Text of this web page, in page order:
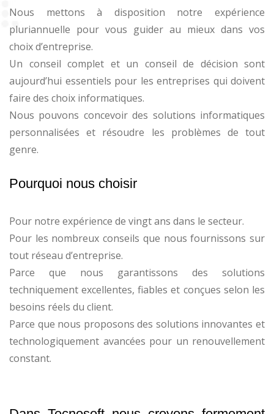
Nous mettons à disposition notre expérience
pluriannuelle pour vous guider au mieux dans vos
choix d’entreprise.
Un conseil complet et un conseil de décision sont
aujourd’hui essentiels pour les entreprises qui doivent
faire des choix informatiques.
Nous pouvons concevoir des solutions informatiques
personnalisées et résoudre les problèmes de tout
genre.
Pourquoi nous choisir
Pour notre expérience de vingt ans dans le secteur.
Pour les nombreux conseils que nous fournissons sur
tout réseau d’entreprise.
Parce que nous garantissons des solutions
techniquement excellentes, fiables et conçues selon les
besoins réels du client.
Parce que nous proposons des solutions innovantes et
technologiquement avancées pour un renouvellement
constant.